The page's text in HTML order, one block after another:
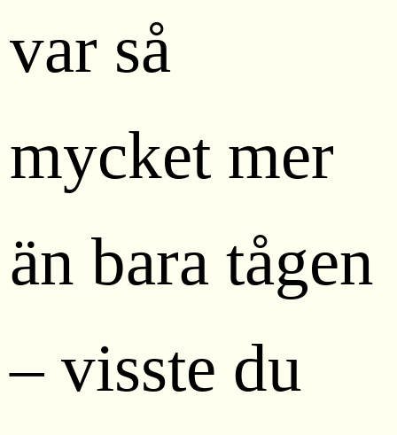
var så
mycket mer
än bara tågen
– visste du